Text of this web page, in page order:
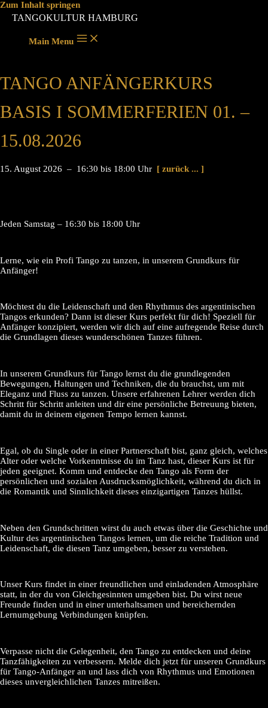
Zum Inhalt springen
TANGOKULTUR HAMBURG
Main Menu
TANGO ANFÄNGERKURS
BASIS I SOMMERFERIEN 01. –
15.08.2026
15. August 2026 – 16:30 bis 18:00 Uhr [ zurück ... ]
Jeden Samstag – 16:30 bis 18:00 Uhr
Lerne, wie ein Profi Tango zu tanzen, in unserem Grundkurs für
Anfänger!
Möchtest du die Leidenschaft und den Rhythmus des argentinischen
Tangos erkunden? Dann ist dieser Kurs perfekt für dich! Speziell für
Anfänger konzipiert, werden wir dich auf eine aufregende Reise durch
die Grundlagen dieses wunderschönen Tanzes führen.
In unserem Grundkurs für Tango lernst du die grundlegenden
Bewegungen, Haltungen und Techniken, die du brauchst, um mit
Eleganz und Fluss zu tanzen. Unsere erfahrenen Lehrer werden dich
Schritt für Schritt anleiten und dir eine persönliche Betreuung bieten,
damit du in deinem eigenen Tempo lernen kannst.
Egal, ob du Single oder in einer Partnerschaft bist, ganz gleich, welches
Alter oder welche Vorkenntnisse du im Tanz hast, dieser Kurs ist für
jeden geeignet. Komm und entdecke den Tango als Form der
persönlichen und sozialen Ausdrucksmöglichkeit, während du dich in
die Romantik und Sinnlichkeit dieses einzigartigen Tanzes hüllst.
Neben den Grundschritten wirst du auch etwas über die Geschichte und
Kultur des argentinischen Tangos lernen, um die reiche Tradition und
Leidenschaft, die diesen Tanz umgeben, besser zu verstehen.
Unser Kurs findet in einer freundlichen und einladenden Atmosphäre
statt, in der du von Gleichgesinnten umgeben bist. Du wirst neue
Freunde finden und in einer unterhaltsamen und bereichernden
Lernumgebung Verbindungen knüpfen.
Verpasse nicht die Gelegenheit, den Tango zu entdecken und deine
Tanzfähigkeiten zu verbessern. Melde dich jetzt für unseren Grundkurs
für Tango-Anfänger an und lass dich von Rhythmus und Emotionen
dieses unvergleichlichen Tanzes mitreißen.